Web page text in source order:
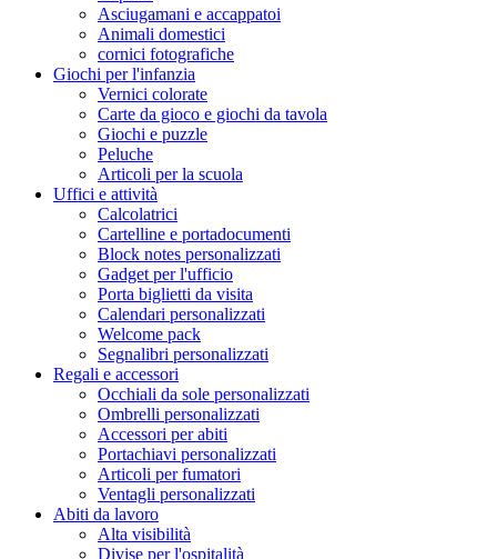
Asciugamani e accappatoi
Animali domestici
cornici fotografiche
Giochi per l'infanzia
Vernici colorate
Carte da gioco e giochi da tavola
Giochi e puzzle
Peluche
Articoli per la scuola
Uffici e attività
Calcolatrici
Cartelline e portadocumenti
Block notes personalizzati
Gadget per l'ufficio
Porta biglietti da visita
Calendari personalizzati
Welcome pack
Segnalibri personalizzati
Regali e accessori
Occhiali da sole personalizzati
Ombrelli personalizzati
Accessori per abiti
Portachiavi personalizzati
Articoli per fumatori
Ventagli personalizzati
Abiti da lavoro
Alta visibilità
Divise per l'ospitalità